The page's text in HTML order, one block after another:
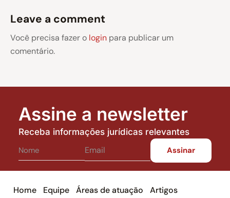
Leave a comment
Você precisa fazer o login para publicar um
comentário.
Assine a newsletter
Receba informações jurídicas relevantes
Home Equipe Áreas de atuação
Artigos